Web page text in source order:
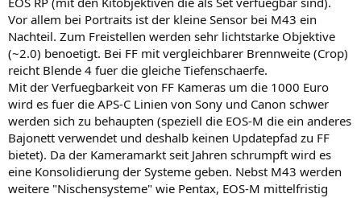
Vor allem bei Portraits ist der kleine Sensor bei M43 ein
Nachteil. Zum Freistellen werden sehr lichtstarke Objektive
(~2.0) benoetigt. Bei FF mit vergleichbarer Brennweite (Crop)
reicht Blende 4 fuer die gleiche Tiefenschaerfe.
Mit der Verfuegbarkeit von FF Kameras um die 1000 Euro
wird es fuer die APS-C Linien von Sony und Canon schwer
werden sich zu behaupten (speziell die EOS-M die ein anderes
Bajonett verwendet und deshalb keinen Updatepfad zu FF
bietet). Da der Kameramarkt seit Jahren schrumpft wird es
eine Konsolidierung der Systeme geben. Nebst M43 werden
weitere "Nischensysteme" wie Pentax, EOS-M mittelfristig